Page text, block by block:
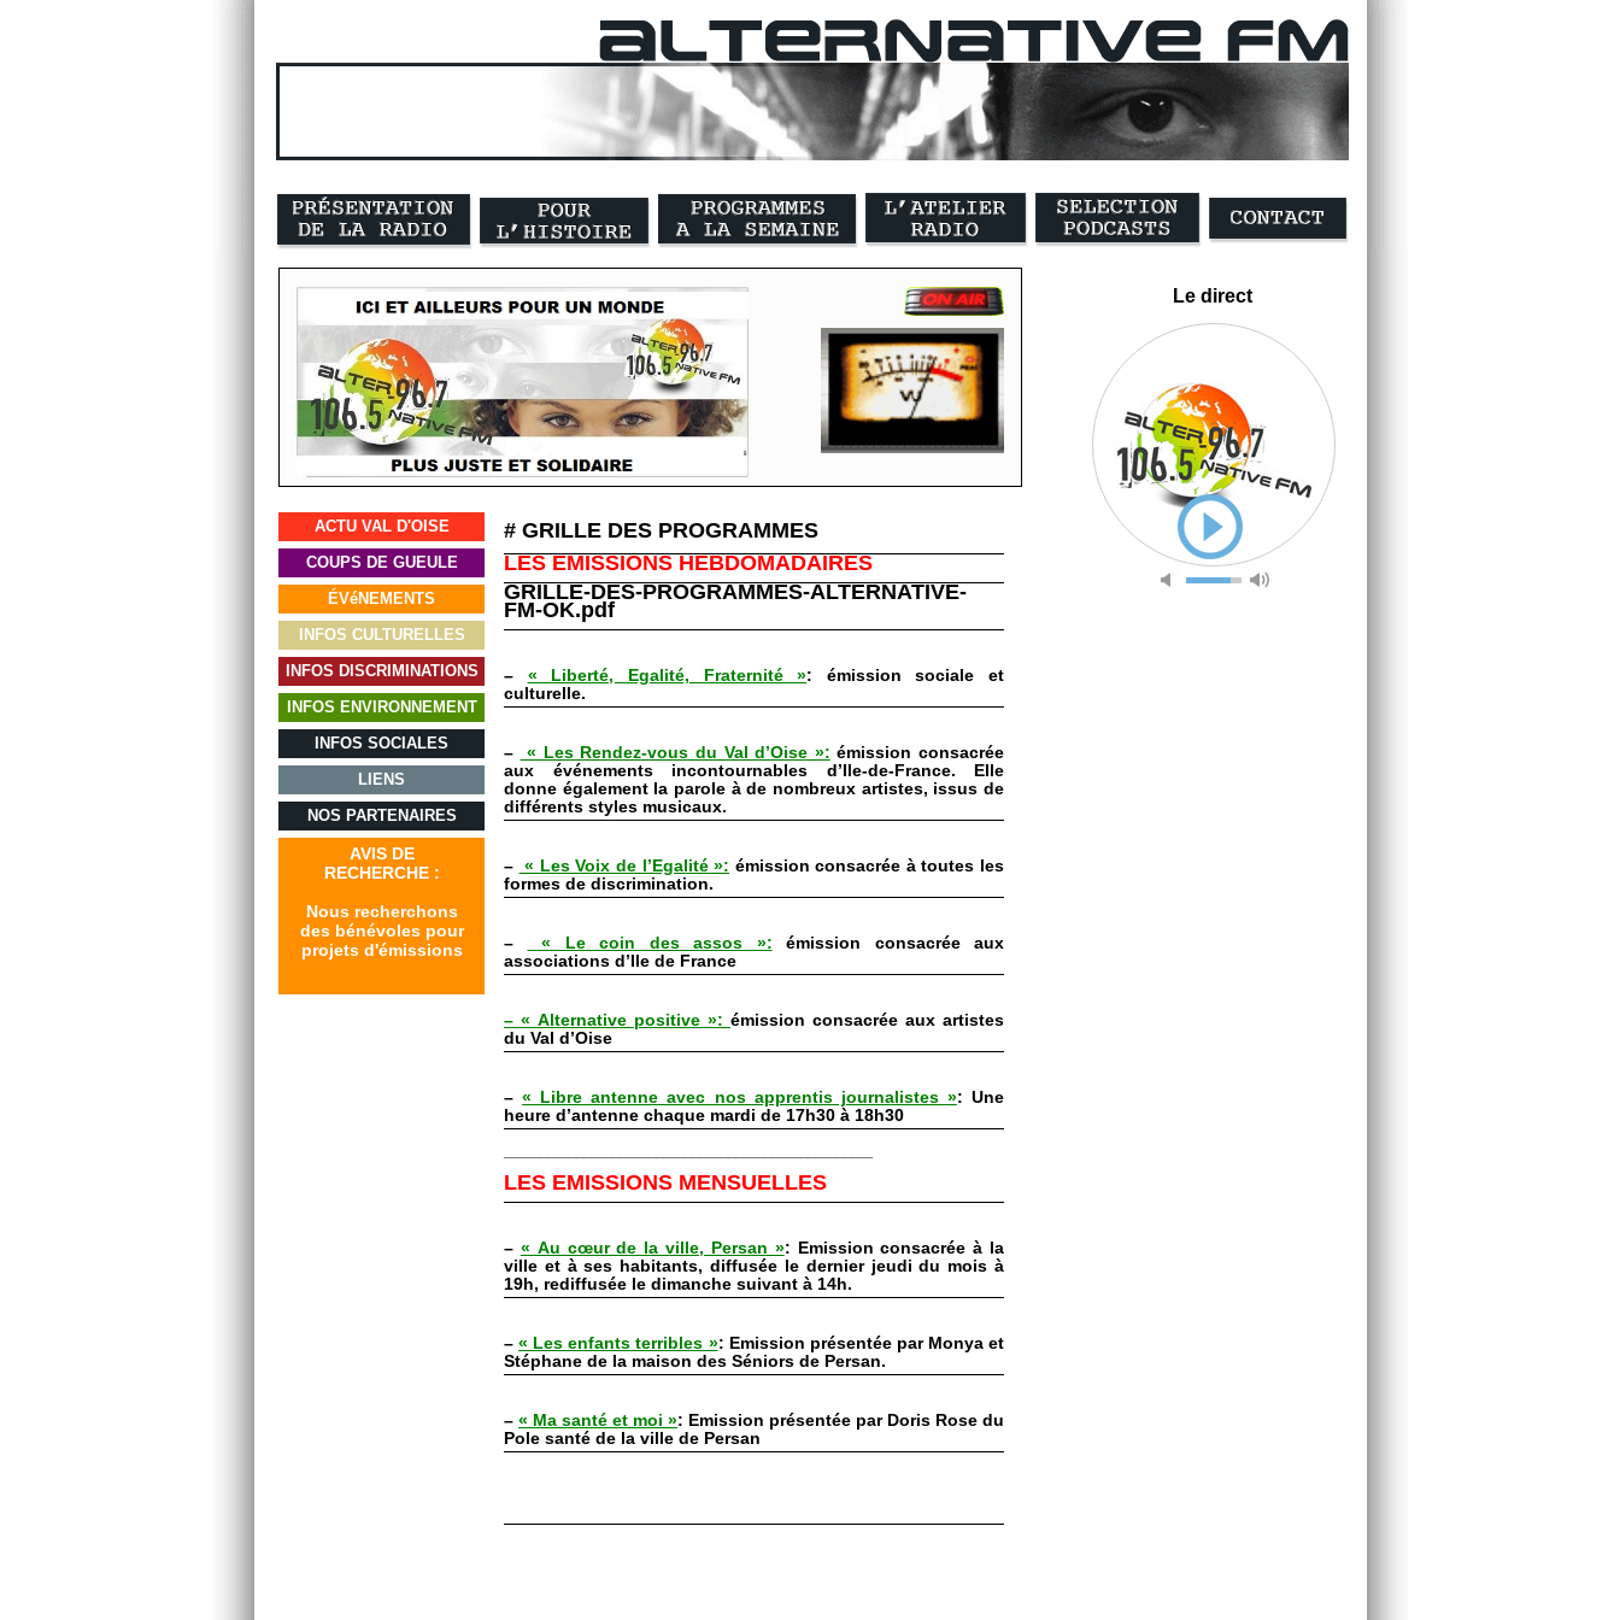
Le direct
ACTU VAL D'OISE
COUPS DE GUEULE
ÉVéNEMENTS
INFOS CULTURELLES
INFOS DISCRIMINATIONS
INFOS ENVIRONNEMENT
INFOS SOCIALES
LIENS
NOS PARTENAIRES
AVIS DE
RECHERCHE :
Nous recherchons
des bénévoles pour
projets d'émissions
# GRILLE DES PROGRAMMES
LES EMISSIONS HEBDOMADAIRES
GRILLE-DES-PROGRAMMES-ALTERNATIVE-
FM-OK.pdf
– « Liberté, Egalité, Fraternité »: émission sociale et
culturelle.
– « Les Rendez-vous du Val d’Oise »: émission consacrée
aux événements incontournables d’Ile-de-France. Elle
donne également la parole à de nombreux artistes, issus de
différents styles musicaux.
– « Les Voix de l’Egalité »: émission consacrée à toutes les
formes de discrimination.
– « Le coin des assos »: émission consacrée aux
associations d’Ile de France
– « Alternative positive »: émission consacrée aux artistes
du Val d’Oise
–« Libre antenne avec nos apprentis journalistes »: Une
heure d’antenne chaque mardi de 17h30 à 18h30
LES EMISSIONS MENSUELLES
– « Au cœur de la ville, Persan »: Emission consacrée à la
ville et à ses habitants, diffusée le dernier jeudi du mois à
19h, rediffusée le dimanche suivant à 14h.
–« Les enfants terribles »: Emission présentée par Monya et
Stéphane de la maison des Séniors de Persan.
– « Ma santé et moi »: Emission présentée par Doris Rose du
Pole santé de la ville de Persan